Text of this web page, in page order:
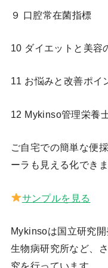
９ 口腔常在菌指標
10 ダイエットと美容
11 お悩みと改善ポイ
12 Mykinso管理栄養
ご自宅での簡単な便
ーラも見える化できま
サンプルを見る
Mykinsoは国立研究
生物病研究所など、
究を行っています。